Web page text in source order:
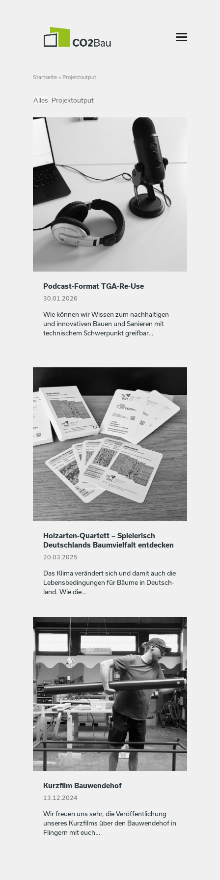
Start­seite » Pro­jek­tout­put
Alles Pro­jek­tout­put
Podcast-Format TGA-Re-Use
30.01.2026
Wie kön­nen wir Wis­sen zum nach­halti­gen
und inno­v­a­tiv­en Bauen und Sanieren mit
tech­nis­chem Schw­er­punkt greif­bar…
Holzarten-Quartett – Spielerisch
Deutschlands Baumvielfalt entdecken
20.03.2025
Das Kli­ma verän­dert sich und damit auch die
Lebens­be­din­gun­gen für Bäume in Deutsch­
land. Wie die…
Kurzfilm Bauwendehof
13.12.2024
Wir freuen uns sehr, die Veröf­fentlichung
unseres Kurz­films über den Bauwen­de­hof in
Flingern mit euch…